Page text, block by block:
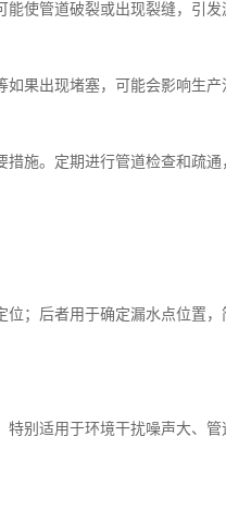
使管道破裂或出现裂缝，引发
果出现堵塞，可能会影响生产
施。定期进行管道检查和疏通
；后者用于确定漏水点位置，
别适用于环境干扰噪声大、管